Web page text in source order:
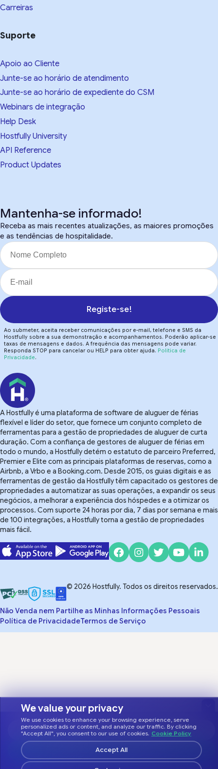
We value your privacy
We use cookies to enhance your browsing experience, serve
personalized ads or content, and analyze our traffic. By clicking
"Accept All", you consent to our use of cookies. Cookie Policy
Accept All
Carreiras
Suporte
Apoio ao Cliente
Junte-se ao horário de atendimento
Junte-se ao horário de expediente do CSM
Webinars de integração
Help Desk
Hostfully University
API Reference
Product Updates
Mantenha-se informado!
Receba as mais recentes atualizações, as maiores promoções
e as tendências de hospitalidade.
Registe-se!
Ao submeter, aceita receber comunicações por e-mail, telefone e SMS da
Hostfully sobre a sua demonstração e acompanhamentos. Poderão aplicar-se
taxas de mensagens e dados. A frequência das mensagens pode variar.
Responda STOP para cancelar ou HELP para obter ajuda. Política de
Privacidade.
A Hostfully é uma plataforma de software de aluguer de férias
flexível e líder do setor, que fornece um conjunto completo de
ferramentas para a gestão de propriedades de aluguer de curta
duração. Com a confiança de gestores de aluguer de férias em
todo o mundo, a Hostfully detém o estatuto de parceiro Preferred,
Premier e Elite com as principais plataformas de reservas, como a
Airbnb, a Vrbo e a Booking.com. Desde 2015, os guias digitais e as
ferramentas de gestão da Hostfully têm capacitado os gestores de
propriedades a automatizar as suas operações, a expandir os seus
negócios, a melhorar a experiência dos hóspedes e a otimizar os
processos. Com suporte 24 horas por dia, 7 dias por semana e mais
de 100 integrações, a Hostfully torna a gestão de propriedades
mais fácil.
© 2026 Hostfully. Todos os direitos reservados.
Não Venda nem Partilhe as Minhas Informações Pessoais
Política de PrivacidadeTermos de Serviço